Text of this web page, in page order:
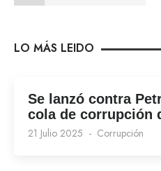
LO MÁS LEIDO
Se lanzó contra
cola de corrupción
21 Julio 2025 Corrupción